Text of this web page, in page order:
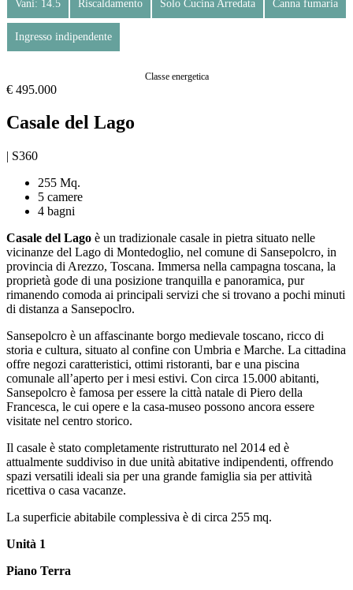
Vani: 14.5 Riscaldamento Solo Cucina Arredata Canna fumaria
Ingresso indipendente
Classe energetica
€ 495.000
Casale del Lago
| S360
255 Mq.
5 camere
4 bagni
Casale del Lago è un tradizionale casale in pietra situato nelle
vicinanze del Lago di Montedoglio, nel comune di Sansepolcro, in
provincia di Arezzo, Toscana. Immersa nella campagna toscana, la
proprietà gode di una posizione tranquilla e panoramica, pur
rimanendo comoda ai principali servizi che si trovano a pochi minuti
di distanza a Sansepoclro.
Sansepolcro è un affascinante borgo medievale toscano, ricco di
storia e cultura, situato al confine con Umbria e Marche. La cittadina
offre negozi caratteristici, ottimi ristoranti, bar e una piscina
comunale all’aperto per i mesi estivi. Con circa 15.000 abitanti,
Sansepolcro è famosa per essere la città natale di Piero della
Francesca, le cui opere e la casa-museo possono ancora essere
visitate nel centro storico.
Il casale è stato completamente ristrutturato nel 2014 ed è
attualmente suddiviso in due unità abitative indipendenti, offrendo
spazi versatili ideali sia per una grande famiglia sia per attività
ricettiva o casa vacanze.
La superficie abitabile complessiva è di circa 255 mq.
Unità 1
Piano Terra